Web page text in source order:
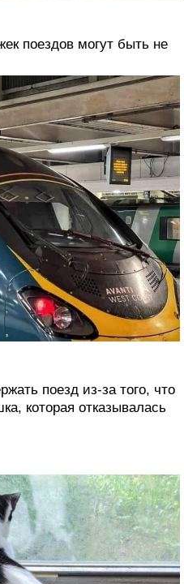
поездов могут быть не
поезд из-за того, что
которая отказывалась